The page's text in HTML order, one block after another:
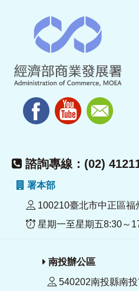
諮詢專線：(02)
署本部
100210臺北市中正區福
星期一至星期五8:30～
南投辦公區
540202南投縣南